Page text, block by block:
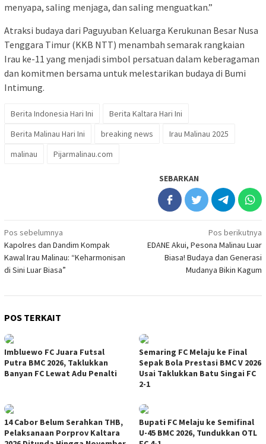
menyapa, saling menjaga, dan saling menguatkan.”
Atraksi budaya dari Paguyuban Keluarga Kerukunan Besar Nusa
Tenggara Timur (KKB NTT) menambah semarak rangkaian
Irau ke-11 yang menjadi simbol persatuan dalam keberagaman
dan komitmen bersama untuk melestarikan budaya di Bumi
Intimung.
Berita Indonesia Hari Ini
Berita Kaltara Hari Ini
Berita Malinau Hari Ini
breaking news
Irau Malinau 2025
malinau
Pijarmalinau.com
SEBARKAN
Navigasi
pos
Pos sebelumnya
Kapolres dan Dandim Kompak
Kawal Irau Malinau: “Keharmonisan
di Sini Luar Biasa”
Pos berikutnya
EDANE Akui, Pesona Malinau Luar
Biasa! Budaya dan Generasi
Mudanya Bikin Kagum
POS TERKAIT
Imbluewo FC Juara Futsal
Putra BMC 2026, Taklukkan
Banyan FC Lewat Adu Penalti
Semaring FC Melaju ke Final
Sepak Bola Prestasi BMC V 2026
Usai Taklukkan Batu Singai FC
2-1
14 Cabor Belum Serahkan THB,
Pelaksanaan Porprov Kaltara
Bupati FC Melaju ke Semifinal
U-45 BMC 2026, Tundukkan OTL